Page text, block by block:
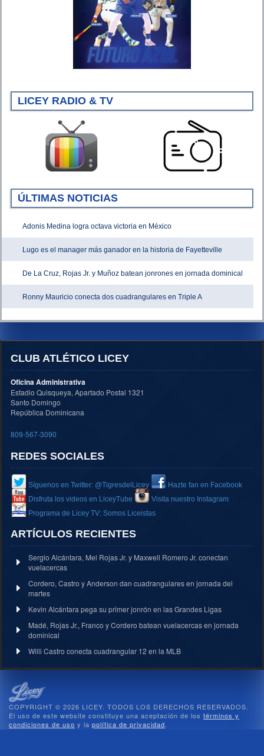
LICEY RADIO & TV
ÚLTIMAS NOTICIAS
Adonis Medina logra octava victoria en México
Lugo es el manager más ganador en la historia de Fayetteville
De La Cruz, Rojas Jr. y Muñoz batean jonrones en jornada dominical
Ronny Mauricio conecta dos cuadrangulares en Triple A
CLUB ATLÉTICO LICEY
Oficina Administrativa
Estadio Quisqueya, Apartado Postal 1321
Santo Domingo
República Dominicana
809-567-3090
REDES SOCIALES
Síguenos en Twitter: @TigresdelLicey
Hazte fan en Facebook
Disfruta los videos en LiceyTube
Visita nuestro Instagram
Programa de Licey TV: Somos Liceistas
ARTÍCULOS RECIENTES
Sergio Alcántara, Mel Rojas Jr. y Maxwell Romero Jr. conectan
vuelacercas
Cordero, Castro y Anderson dan cuadrangulares en jornada del
martes
Kevin Alcántara pega su primer jonrón en las Grandes Ligas
Madé, Rojas Jr., Franco y Cordero batean vuelacercas en jornada
dominical
Willi Castro conecta cuadrangular 12 en la MLB
COPYRIGHT © 2026 LICEY. TODOS LOS DERECHOS RESERVADOS.
El uso de este website constituye una aceptación de los términos y
condiciones de uso y la política de privacidad